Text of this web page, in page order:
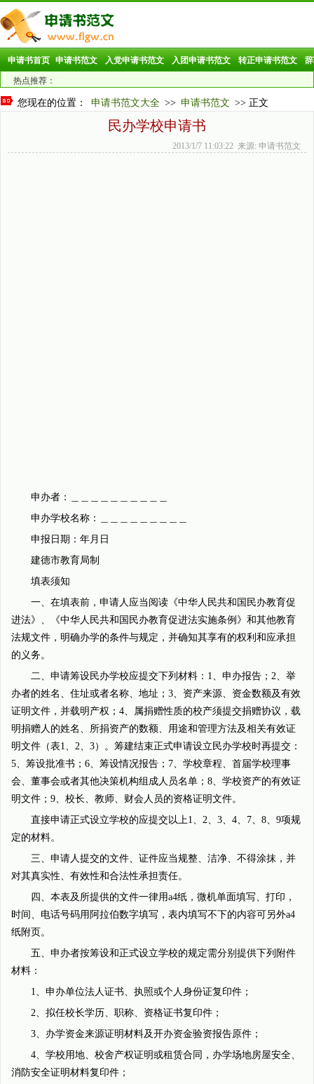
申请书首页 申请书范文 入党申请书范文 入团申请书范文 转正申请书范文
热点推荐：
您现在的位置： 申请书范文大全 >> 申请书范文 >> 正文
民办学校申请书
2013/1/7 11:03:22 来源: 申请书范文
申办者：＿＿＿＿＿＿＿＿＿＿
申办学校名称：＿＿＿＿＿＿＿＿＿
申报日期：年月日
建德市教育局制
填表须知
一、在填表前，申请人应当阅读《中华人民共和国民办教育促
进法》、《中华人民共和国民办教育促进法实施条例》和其他教育
法规文件，明确办学的条件与规定，并确知其享有的权利和应承担
的义务。
二、申请筹设民办学校应提交下列材料：1、申办报告；2、举
办者的姓名、住址或者名称、地址；3、资产来源、资金数额及有效
证明文件，并载明产权；4、属捐赠性质的校产须提交捐赠协议，载
明捐赠人的姓名、所捐资产的数额、用途和管理方法及相关有效证
明文件（表1、2、3）。筹建结束正式申请设立民办学校时再提交：
5、筹设批准书；6、筹设情况报告；7、学校章程、首届学校理事
会、董事会或者其他决策机构组成人员名单；8、学校资产的有效证
明文件；9、校长、教师、财会人员的资格证明文件。
直接申请正式设立学校的应提交以上1、2、3、4、7、8、9项规
定的材料。
三、申请人提交的文件、证件应当规整、洁净、不得涂抹，并
对其真实性、有效性和合法性承担责任。
四、本表及所提供的文件一律用a4纸，微机单面填写、打印，
时间、电话号码用阿拉伯数字填写，表内填写不下的内容可另外a4
纸附页。
五、申办者按筹设和正式设立学校的规定需分别提供下列附件
材料：
1、申办单位法人证书、执照或个人身份证复印件；
2、拟任校长学历、职称、资格证书复印件；
3、办学资金来源证明材料及开办资金验资报告原件；
4、学校用地、校舍产权证明或租赁合同，办学场地房屋安全、
消防安全证明材料复印件；